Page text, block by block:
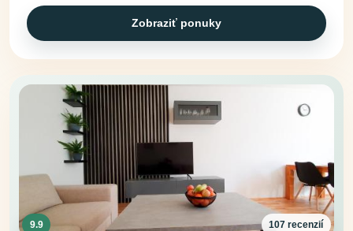
Zobraziť ponuky
9.9 107 recenzií